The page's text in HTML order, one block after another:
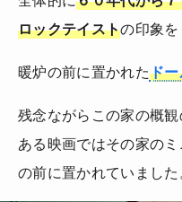
ロックテイストの印象を
暖炉の前に置かれたド
残念ながらこの家の概
ある映画ではその家の
の前に置かれていました